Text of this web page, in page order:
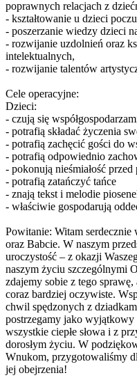
poprawnych relacjach z
- kształtowanie u dzieci
- poszerzanie wiedzy dzieci
- rozwijanie uzdolnień oraz
intelektualnych,
- rozwijanie talentów
Cele operacyjne:
Dzieci:
- czują się
- potrafią składać życzenia
- potrafią zachęcić gości do
- potrafią odpowiednio
- pokonują nieśmiałość
- potrafią zatańczyć tańce
- znają tekst i melodie
- właściwie gospodarują
Powitanie: Witam
oraz Babcie. W naszym
uroczystość – z okazji
naszym życiu szczególnymi
zdajemy sobie z tego
coraz bardziej oczywiste.
chwil spędzonych z
postrzegamy jako wyjątkowy
wszystkie ciepłe słowa i z
dorosłym życiu. W
Wnukom, przygotowaliśmy
jej obejrzenia!